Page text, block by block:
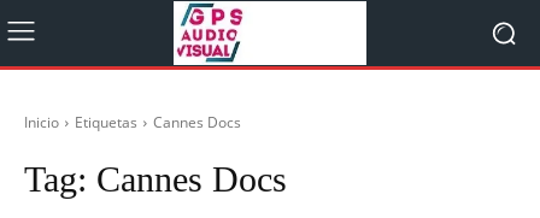
Inicio Etiquetas Cannes Docs
Tag: Cannes Docs